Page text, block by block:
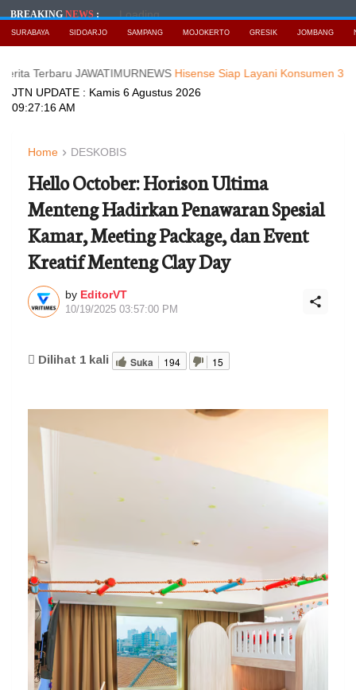
BREAKINGNEWS: Loading...
SURABAYA SIDOARJO SAMPANG MOJOKERTO GRESIK JOMBANG
JAWATIMURNEWSHisense Siap Layani Konsumen 365 Hari,
JTN UPDATE : Kamis 6 Agustus 2026
09:27:18 AM
Home DESKOBIS
Hello October: Horison Ultima
Menteng Hadirkan Penawaran Spesial
Kamar, Meeting Package, dan Event
Kreatif Menteng Clay Day
by EditorVT
10/19/2025 03:57:00 PM
Dilihat 1 kali Suka 194 15